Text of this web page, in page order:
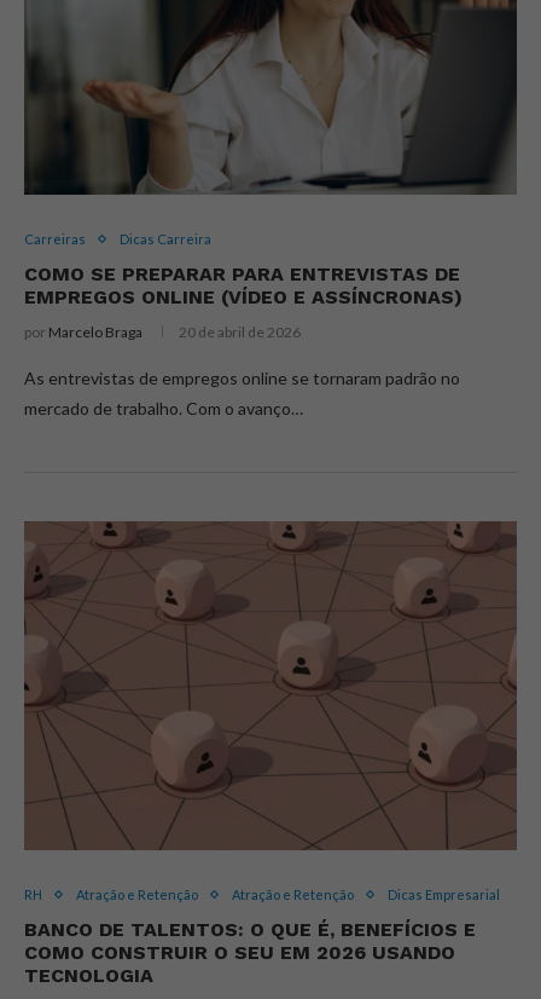
Carreiras Dicas Carreira
COMO SE PREPARAR PARA ENTREVISTAS DE
EMPREGOS ONLINE (VÍDEO E ASSÍNCRONAS)
por Marcelo Braga 20 de abril de 2026
As entrevistas de empregos online se tornaram padrão no
mercado de trabalho. Com o avanço…
RH Atração e Retenção Atração e Retenção Dicas Empresarial
BANCO DE TALENTOS: O QUE É, BENEFÍCIOS E
COMO CONSTRUIR O SEU EM 2026 USANDO
TECNOLOGIA